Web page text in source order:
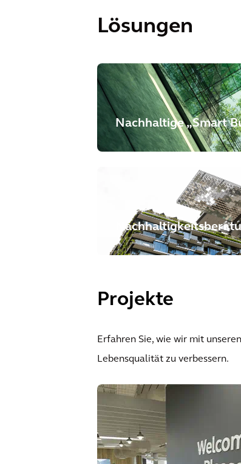
Lösungen
Nachhaltige „Smart
Projekte
Erfahren Sie, wie wir mit
Lebensqualität zu verbessern.